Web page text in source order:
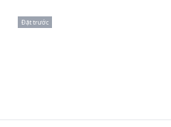
Đặt trước